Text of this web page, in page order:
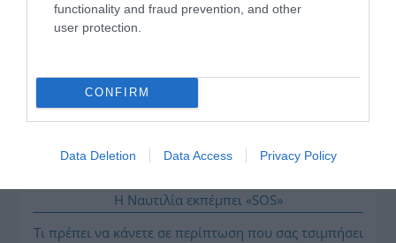
functionality and fraud prevention, and other
user protection.
CONFIRM
Data Deletion Data Access Privacy Policy
ΌΣΑ ΧΡΕΙΆΖΕΣΑΙ
ΓΙΑ ΤΟ ΚΑΛΟΚΑΊΡΙ ΣΟΥ →
ΡΟΗ ΕΙΔΗΣΕΩΝ
Αντίστροφη μέτρηση για το Μπέρμιγχαμ 2026:
Ιστορική ελληνική παρουσία στο Ευρωπαϊκό Στίβου
Η Ναυτιλία εκπέμπει «SOS»
Τι πρέπει να κάνετε σε περίπτωση που σας τσιμπήσει